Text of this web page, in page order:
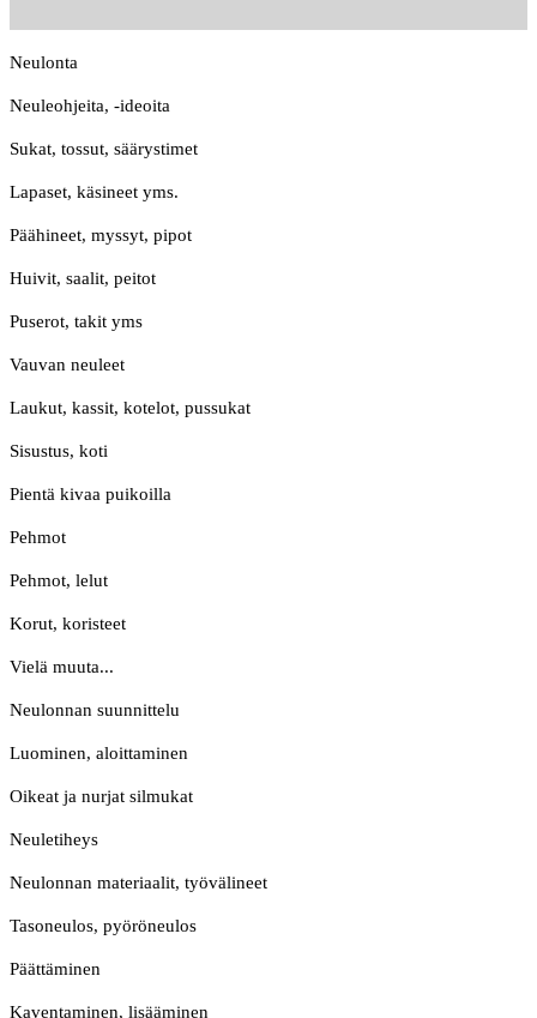
Neulonta
Neuleohjeita, -ideoita
Sukat, tossut, säärystimet
Lapaset, käsineet yms.
Päähineet, myssyt, pipot
Huivit, saalit, peitot
Puserot, takit yms
Vauvan neuleet
Laukut, kassit, kotelot, pussukat
Sisustus, koti
Pientä kivaa puikoilla
Pehmot
Pehmot, lelut
Korut, koristeet
Vielä muuta...
Neulonnan suunnittelu
Luominen, aloittaminen
Oikeat ja nurjat silmukat
Neuletiheys
Neulonnan materiaalit, työvälineet
Tasoneulos, pyöröneulos
Päättäminen
Kaventaminen, lisääminen